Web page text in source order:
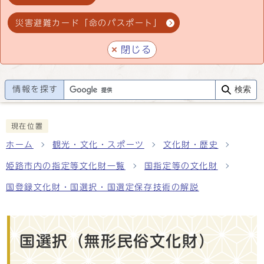
災害避難カード「命のパスポート」
閉じる
情報を探す 検索
現在位置
ホーム 観光・文化・スポーツ 文化財・歴史
姫路市内の指定等文化財一覧 国指定等の文化財
国登録文化財・国選択・国選定保存技術の解説
国選択（無形民俗文化財）